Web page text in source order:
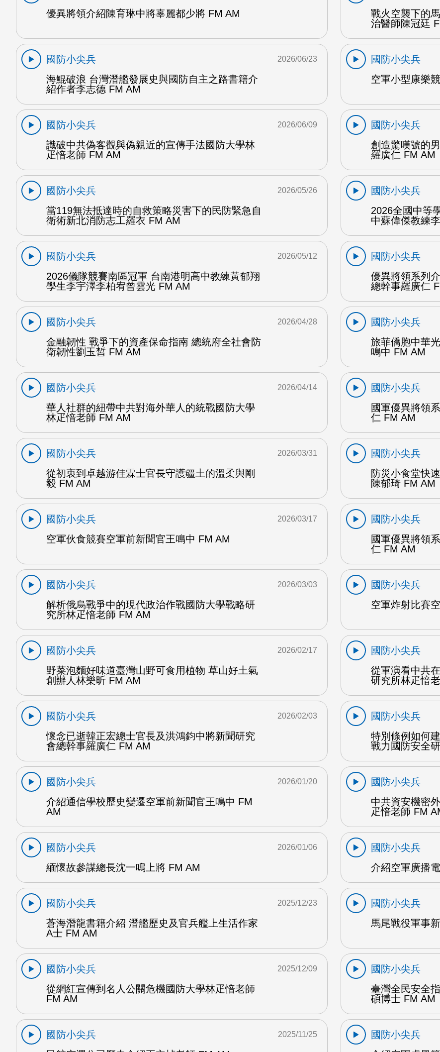
優異將領介紹陳育琳中將辜麗都少將 FM AM
戰火空襲下的
治醫師陳冠廷
國防小尖兵
海鯤破浪 台灣潛艦發展史與國防自主之路書籍介
紹作者李志德 FM AM
2026/06/23
國防小尖兵
空軍小型康樂
國防小尖兵
識破中共偽客觀與偽親近的宣傳手法國防大學林
疋愔老師 FM AM
2026/06/09
國防小尖兵
創造驚嘆號的
羅廣仁 FM AM
國防小尖兵
當119無法抵達時的自救策略災害下的民防緊急自
衛術新北消防志工羅衣 FM AM
2026/05/26
國防小尖兵
2026全國中等
中蘇偉傑教練
國防小尖兵
2026儀隊競賽南區冠軍 台南港明高中教練黃郁翔
學生李宇澤李柏宥曾雲光 FM AM
2026/05/12
國防小尖兵
優異將領系列
總幹事羅廣仁
國防小尖兵
金融韌性 戰爭下的資產保命指南 總統府全社會防
衛韌性劉玉皙 FM AM
2026/04/28
國防小尖兵
旅菲僑胞中華
鳴中 FM AM
國防小尖兵
華人社群的紐帶中共對海外華人的統戰國防大學
林疋愔老師 FM AM
2026/04/14
國防小尖兵
國軍優異將領
仁 FM AM
國防小尖兵
從初衷到卓越游佳霖士官長守護疆土的溫柔與剛
毅 FM AM
2026/03/31
國防小尖兵
防災小食堂快
陳郁琦 FM AM
國防小尖兵
空軍伙食競賽空軍前新聞官王鳴中 FM AM
2026/03/17
國防小尖兵
國軍優異將領
仁 FM AM
國防小尖兵
解析俄烏戰爭中的現代政治作戰國防大學戰略研
究所林疋愔老師 FM AM
2026/03/03
國防小尖兵
空軍炸射比賽
國防小尖兵
野菜泡麵好味道臺灣山野可食用植物 草山好土氣
創辦人林樂昕 FM AM
2026/02/17
國防小尖兵
從軍演看中共
研究所林疋愔
國防小尖兵
懷念已逝韓正宏總士官長及洪鴻鈞中將新聞研究
會總幹事羅廣仁 FM AM
2026/02/03
國防小尖兵
特別條例如何
戰力國防安全
國防小尖兵
介紹通信學校歷史變遷空軍前新聞官王鳴中 FM
AM
2026/01/20
國防小尖兵
中共資安機密
疋愔老師 FM
國防小尖兵
緬懷故參謀總長沈一鳴上將 FM AM
2026/01/06
國防小尖兵
介紹空軍廣播
國防小尖兵
蒼海潛龍書籍介紹 潛艦歷史及官兵艦上生活作家
A士 FM AM
2025/12/23
國防小尖兵
馬尾戰役軍事
國防小尖兵
從網紅宣傳到名人公關危機國防大學林疋愔老師
FM AM
2025/12/09
國防小尖兵
臺灣全民安全
碩博士 FM AM
國防小尖兵
2025/11/25
國防小尖兵